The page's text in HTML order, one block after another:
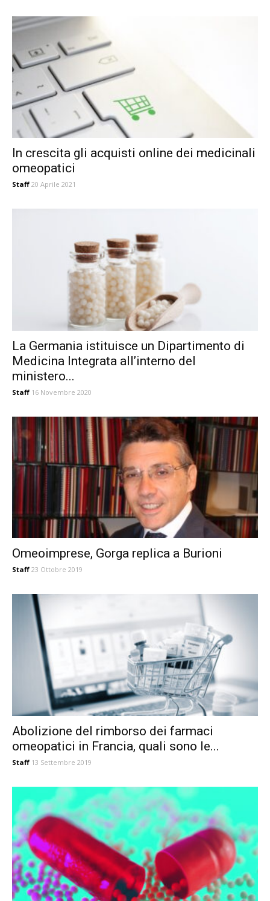
In crescita gli acquisti online dei medicinali
omeopatici
Staff 20 Aprile 2021
La Germania istituisce un Dipartimento di
Medicina Integrata all’interno del
ministero...
Staff 16 Novembre 2020
Omeoimprese, Gorga replica a Burioni
Staff 23 Ottobre 2019
Abolizione del rimborso dei farmaci
omeopatici in Francia, quali sono le...
Staff 13 Settembre 2019